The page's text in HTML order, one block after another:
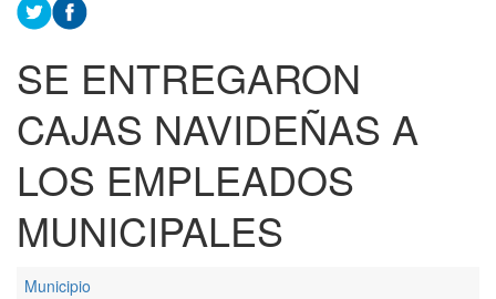
SE ENTREGARON
CAJAS NAVIDEÑAS A
LOS EMPLEADOS
MUNICIPALES
Municipio